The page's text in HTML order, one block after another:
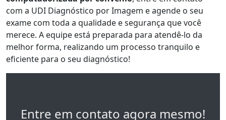
com a UDI Diagnóstico por Imagem e agende o seu
exame com toda a qualidade e segurança que você
merece. A equipe está preparada para atendê-lo da
melhor forma, realizando um processo tranquilo e
eficiente para o seu diagnóstico!
Entre em contato agora mesmo!